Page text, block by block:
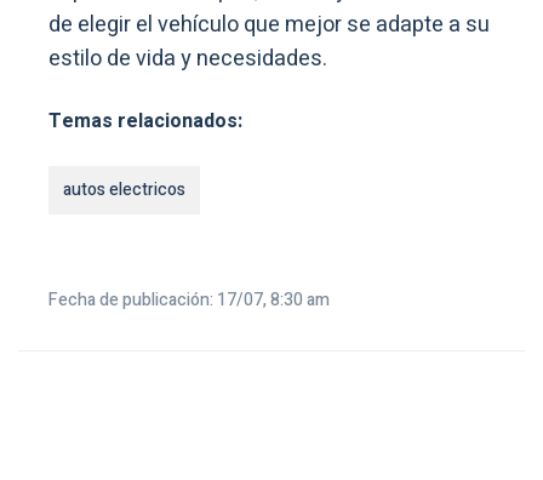
de elegir el vehículo que mejor se adapte a su
estilo de vida y necesidades.
Temas relacionados:
autos electricos
Fecha de publicación: 17/07, 8:30 am